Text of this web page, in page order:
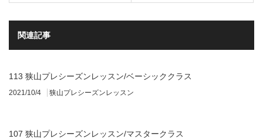
関連記事
113 狭山プレシーズンレッスン/ベーシッククラス
2021/10/4 狭山プレシーズンレッスン
107 狭山プレシーズンレッスン/マスタークラス